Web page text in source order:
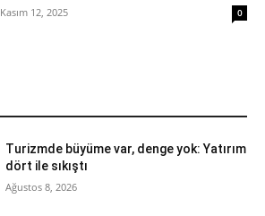
Kasım 12, 2025 0
Turizmde büyüme var, denge yok: Yatırım
dört ile sıkıştı
Ağustos 8, 2026